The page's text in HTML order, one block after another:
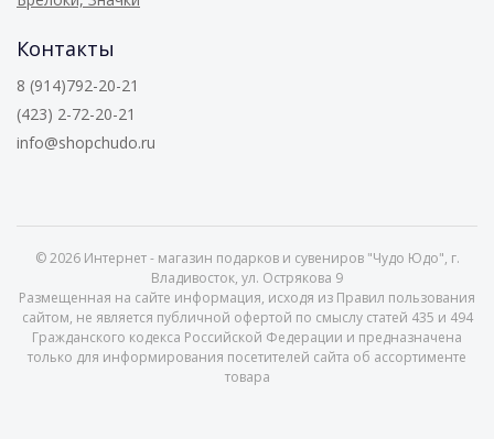
Контакты
8 (914)792-20-21
(423) 2-72-20-21
info@shopchudo.ru
© 2026 Интернет - магазин подарков и сувениров "Чудо Юдо", г.
Владивосток, ул. Острякова 9
Размещенная на сайте информация, исходя из Правил пользования
сайтом, не является публичной офертой по смыслу статей 435 и 494
Гражданского кодекса Российской Федерации и предназначена
только для информирования посетителей сайта об ассортименте
товара